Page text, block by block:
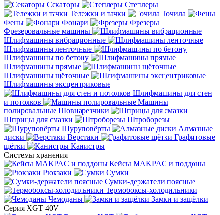
Секаторы
Степлеры
Тележки и тачки
Точила
Фены
Фонари
Фрезеры
Фрезеровальные машины
Шлифмашины вибрационные
Шлифмашины ленточные
Шлифмашины по бетону
Шлифмашины прямые
Шлифмашины щёточные
Шлифмашины эксцентриковые
Шлифмашины для стен
и потолков
Машины
полировальные Шовнарезчики
Шприцы для смазки
Штроборезы
Шуруповёрты
Алмазные
диски
Верстаки
Графитовые
щётки
Канистры
Системы хранения
Кейсы MAKPAC и поддоны
Рюкзаки
Сумки
Сумки-держатели поясные
Термобоксы-холодильники
Чемоданы
Замки и защёлки
Серия XGT 40V